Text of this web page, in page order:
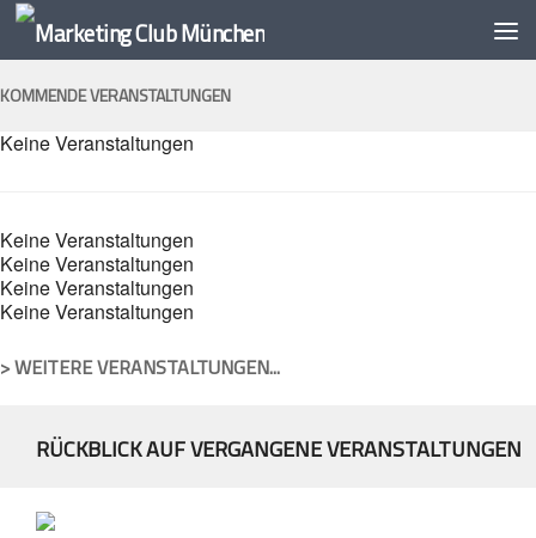
Unter dem Inhalt
KOMMENDE VERANSTALTUNGEN
Keine Veranstaltungen
Keine Veranstaltungen
Keine Veranstaltungen
Keine Veranstaltungen
Keine Veranstaltungen
> WEITERE VERANSTALTUNGEN...
RÜCKBLICK AUF VERGANGENE VERANSTALTUNGEN